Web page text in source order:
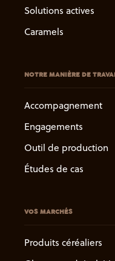
Solutions actives
Caramels
NOTRE MANIÈRE DE
Accompagnement
Engagements
Outil de production
Études de cas
VOS MARCHÉS
Produits céréaliers